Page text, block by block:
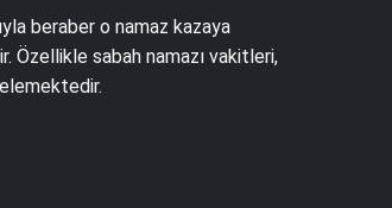
beraber o namaz kazaya
Özellikle sabah namazı vakitleri,